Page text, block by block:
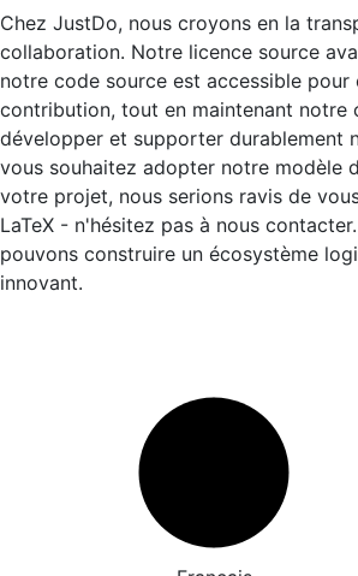
Chez JustDo, nous croyons en la
collaboration. Notre licence source
notre code source est accessible pour
contribution, tout en maintenant notre
développer et supporter durablement
vous souhaitez adopter notre modèle
votre projet, nous serions ravis de
LaTeX - n'hésitez pas à nous
pouvons construire un écosystème
innovant.